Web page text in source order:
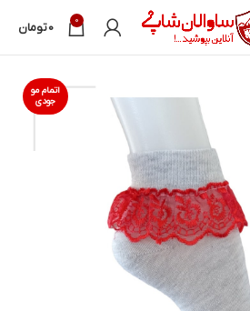
0
0تومان
اتمام مو
جودی